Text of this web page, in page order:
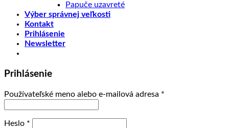
Papuče uzavreté
Výber správnej veľkosti
Kontakt
Prihlásenie
Newsletter
Prihlásenie
Používateľské meno alebo e-mailová adresa *
Heslo *